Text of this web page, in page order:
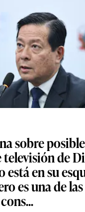
sobre posible
de
está en su
es una de